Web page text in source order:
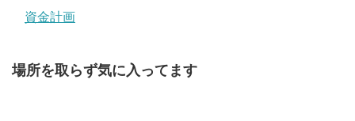
資金計画
場所を取らず気に入ってます